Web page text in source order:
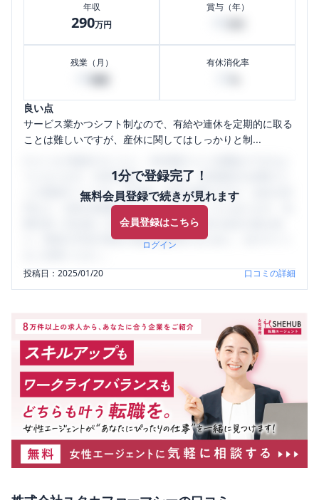
年収
290万円
賞与（年）
残業（月） 有休消化率
良い点
サービス業かつシフト制なので、有給や連休を定期的に取る
ことは難しいですが、産休に関してはしっかりと制...
1分で登録完了！
無料会員登録で続きが見れます
会員登録はこちら
ログイン
うになります。SHEHUB(シーハブ)は、女性限定の企業口コ
ミの投稿サイトです。給与面・女性の働きやすさ・会社の評
判など、女性の転職は気にすべき点がたくさんあります。先
輩社員（元社員）の口コミを通して、本当の会社の姿を知
り、将来の不安や現在の悩みを解消するために、ぜひサイト
投稿日：2025/01/20 口コミの詳細